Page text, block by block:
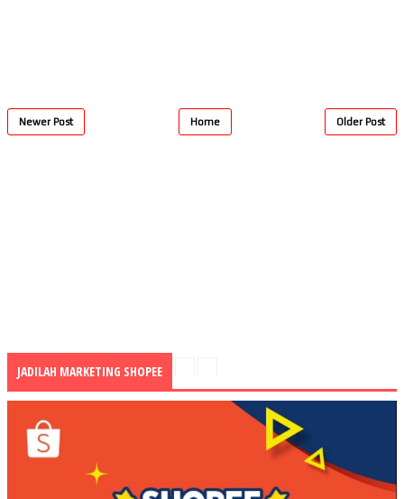
Newer Post Older Post
Home
JADILAH MARKETING SHOPEE